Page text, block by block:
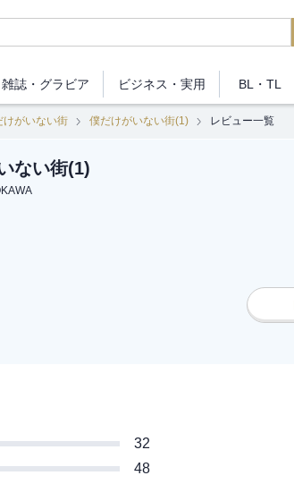
雑誌・ グラビア ビジネス ・実用 BL・TL
けがいない街 僕だけがいない街(1) レビュー一覧
ない街(1)
32
48